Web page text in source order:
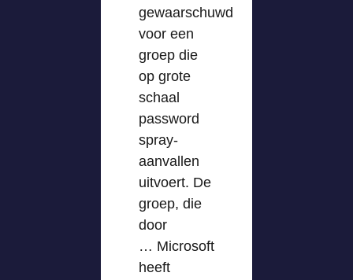
gewaarschuwd
voor een
groep die
op grote
schaal
password
spray-
aanvallen
uitvoert. De
groep, die
door
… Microsoft
heeft